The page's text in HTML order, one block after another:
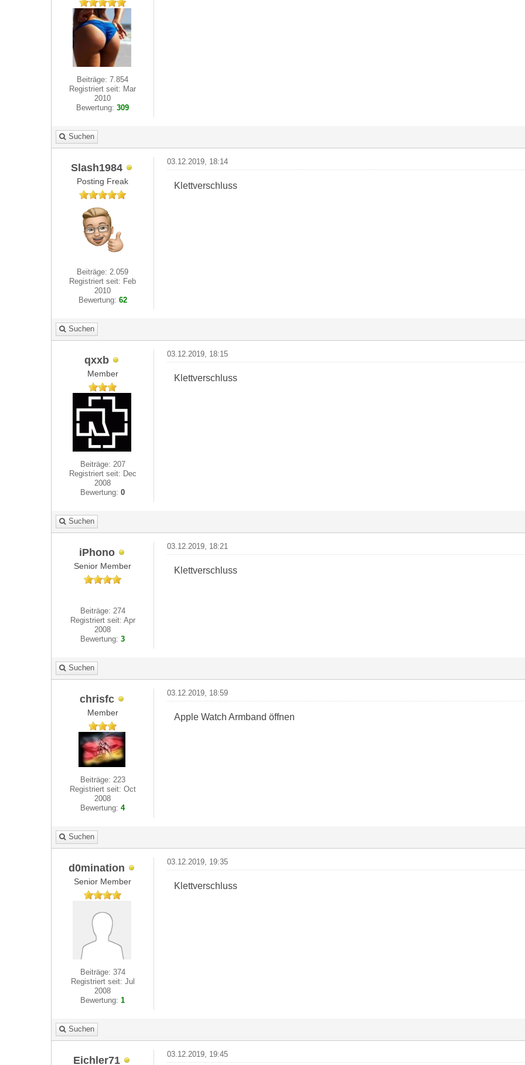
Beiträge: 7.854
Registriert seit: Mar
2010
Bewertung:309
Suchen
Slash1984
Posting Freak
Beiträge: 2.059
Registriert seit: Feb
2010
Bewertung: 62
03.12.2019, 18:14
Klettverschluss
Suchen
qxxb
Member
Beiträge: 207
Registriert seit: Dec
2008
Bewertung:0
03.12.2019, 18:15
Klettverschluss
Suchen
iPhono
Senior Member
Beiträge: 274
Registriert seit: Apr
2008
Bewertung:3
03.12.2019, 18:21
Klettverschluss
Suchen
chrisfc
Member
Beiträge: 223
Registriert seit: Oct
2008
Bewertung:4
03.12.2019, 18:59
Apple Watch Armband öffnen
Suchen
d0mination
Senior Member
Beiträge: 374
Registriert seit: Jul
2008
Bewertung:1
03.12.2019, 19:35
Klettverschluss
Suchen
Eichler71 03.12.2019, 19:45